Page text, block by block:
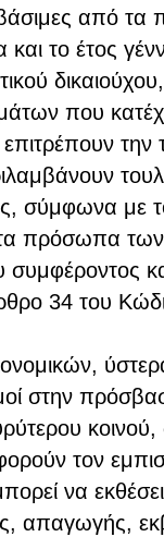
από
και το έτος
που
την
σύμφωνα με
πρόσωπα
34 του
στην
τον
να
απαγωγής,